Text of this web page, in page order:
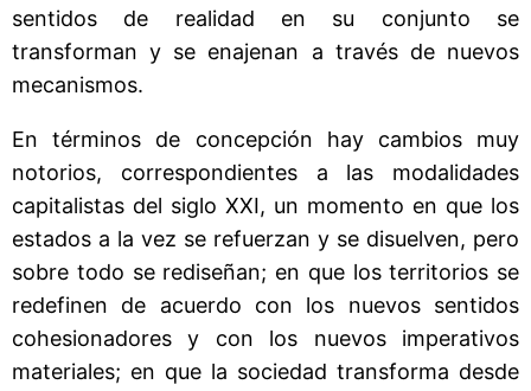
sentidos de realidad en su conjunto se
transforman y se enajenan a través de nuevos
mecanismos.
En términos de concepción hay cambios muy
notorios, correspondientes a las modalidades
capitalistas del siglo XXI, un momento en que los
estados a la vez se refuerzan y se disuelven, pero
sobre todo se rediseñan; en que los territorios se
redefinen de acuerdo con los nuevos sentidos
cohesionadores y con los nuevos imperativos
materiales; en que la sociedad transforma desde